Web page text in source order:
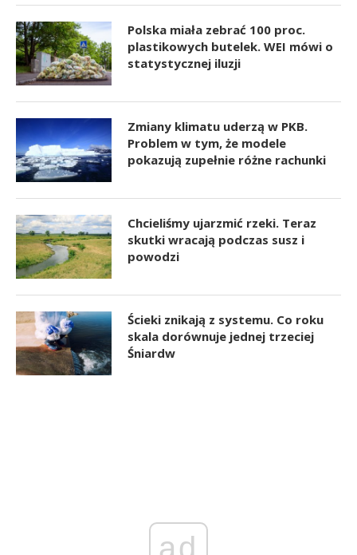
Polska miała zebrać 100 proc.
plastikowych butelek. WEI mówi o
statystycznej iluzji
Zmiany klimatu uderzą w PKB.
Problem w tym, że modele
pokazują zupełnie różne rachunki
Chcieliśmy ujarzmić rzeki. Teraz
skutki wracają podczas susz i
powodzi
Ścieki znikają z systemu. Co roku
skala dorównuje jednej trzeciej
Śniardw
ad